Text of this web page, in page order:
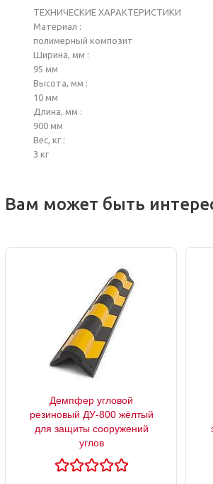
ТЕХНИЧЕСКИЕ ХАРАКТЕРИСТИКИ
Материал :
полимерный композит
Ширина, мм :
95 мм
Высота, мм :
10 мм
Длина, мм :
900 мм
Вес, кг :
3 кг
Вам может быть
Демпфер угловой
резиновый ДУ-800 жёлтый
для защиты сооружений
углов